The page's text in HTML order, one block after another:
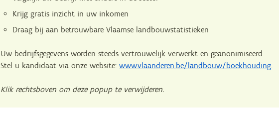
Krijg gratis inzicht in uw inkomen
Draag bij aan betrouwbare Vlaamse landbouwstatistieken
Uw bedrijfsgegevens worden steeds vertrouwelijk verwerkt en geanonimiseerd.
Stel u kandidaat via onze website:www.vlaanderen.be/landbouw/boekhouding.
Klik rechtsboven om deze popup te verwijderen.